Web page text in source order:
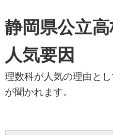
静岡県公立
人気要因
理数科が人気の理由と
が聞かれます。